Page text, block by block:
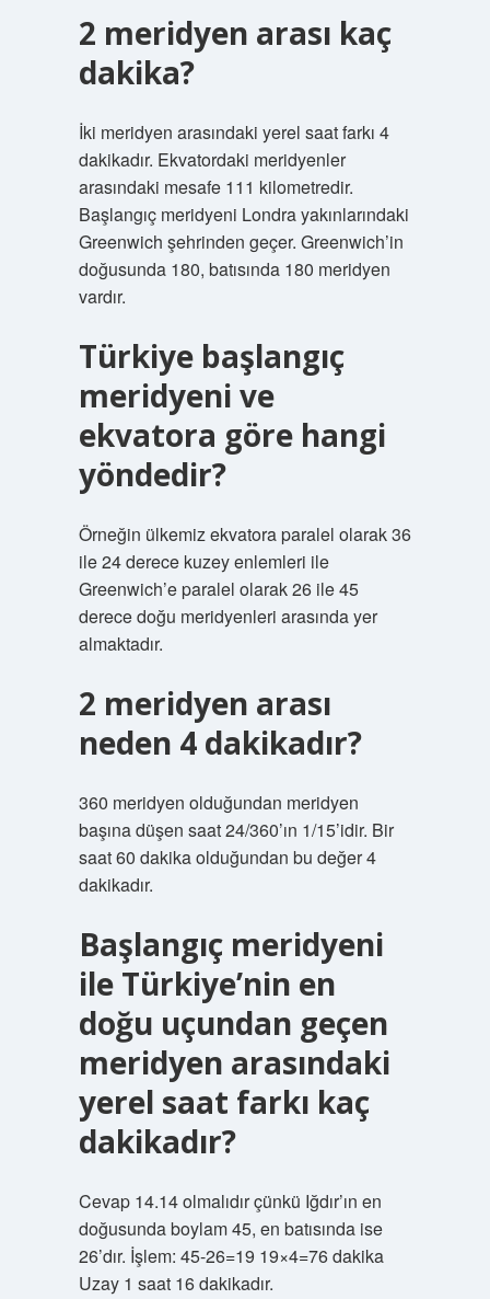
2 meridyen arası kaç
dakika?
İki meridyen arasındaki yerel saat farkı 4
dakikadır. Ekvatordaki meridyenler
arasındaki mesafe 111 kilometredir.
Başlangıç ​​meridyeni Londra yakınlarındaki
Greenwich şehrinden geçer. Greenwich’in
doğusunda 180, batısında 180 meridyen
vardır.
Türkiye başlangıç
meridyeni ve
ekvatora göre hangi
yöndedir?
Örneğin ülkemiz ekvatora paralel olarak 36
ile 24 derece kuzey enlemleri ile
Greenwich’e paralel olarak 26 ile 45
derece doğu meridyenleri arasında yer
almaktadır.
2 meridyen arası
neden 4 dakikadır?
360 meridyen olduğundan meridyen
başına düşen saat 24/360’ın 1/15’idir. Bir
saat 60 dakika olduğundan bu değer 4
dakikadır.
Başlangıç meridyeni
ile Türkiye’nin en
doğu uçundan geçen
meridyen arasındaki
yerel saat farkı kaç
dakikadır?
Cevap 14.14 olmalıdır çünkü Iğdır’ın en
doğusunda boylam 45, en batısında ise
26’dır. İşlem: 45-26=19 19×4=76 dakika
Uzay 1 saat 16 dakikadır.